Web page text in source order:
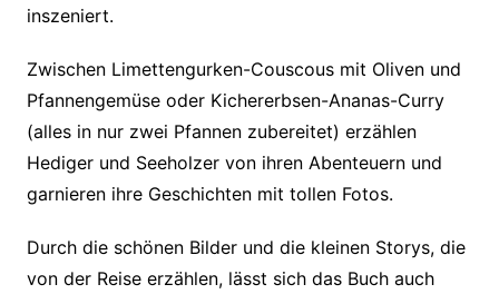
inszeniert.
Zwischen Limettengurken-Couscous mit Oliven und
Pfannengemüse oder Kichererbsen-Ananas-Curry
(alles in nur zwei Pfannen zubereitet) erzählen
Hediger und Seeholzer von ihren Abenteuern und
garnieren ihre Geschichten mit tollen Fotos.
Durch die schönen Bilder und die kleinen Storys, die
von der Reise erzählen, lässt sich das Buch auch